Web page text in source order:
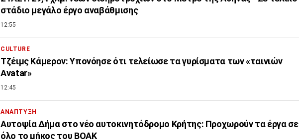
στάδιο μεγάλο έργο αναβάθμισης
12:55
CULTURE
Τζέιμς Κάμερον: Υπονόησε ότι τελείωσε τα γυρίσματα των «ταινιών
Avatar»
12:45
ΑΝΑΠΤΥΞΗ
Αυτοψία Δήμα στο νέο αυτοκινητόδρομο Κρήτης: Προχωρούν τα έργα σε
όλο το μήκος του ΒΟΑΚ